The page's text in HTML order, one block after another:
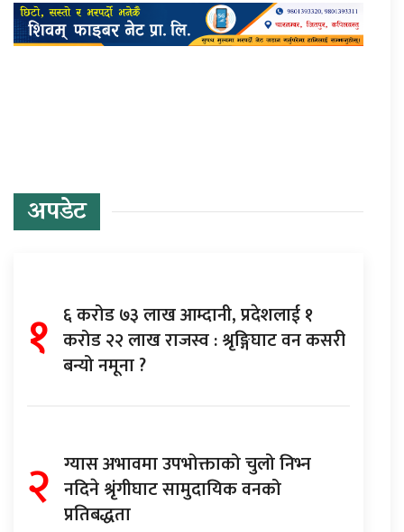
अपडेट
१ ६ करोड ७३ लाख आम्दानी, प्रदेशलाई १
करोड २२ लाख राजस्व : श्रृङ्गिघाट वन कसरी
बन्यो नमूना ?
२ ग्यास अभावमा उपभोक्ताको चुलो निभ्न
नदिने श्रृंगीघाट सामुदायिक वनको
प्रतिबद्धता